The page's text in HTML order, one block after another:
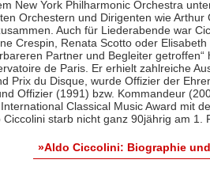
New York Philharmonic Orchestra
Orchestern und Dirigenten wie
Auch für Liederabende war
Crespin, Renata Scotto oder
Partner und Begleiter
de Paris. Er erhielt zahlreiche
Prix du Disque, wurde Offizier der
Offizier (1991) bzw. Kommandeur
Classical Music Award mit
starb nicht ganz 90jährig am 1.
»Aldo Ciccolini: Biographie